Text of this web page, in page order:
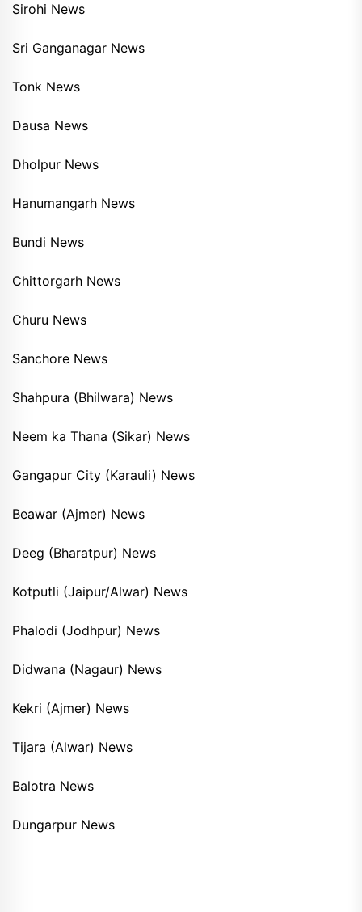
Sirohi News
Sri Ganganagar News
Tonk News
Dausa News
Dholpur News
Hanumangarh News
Bundi News
Chittorgarh News
Churu News
Sanchore News
Shahpura (Bhilwara) News
Neem ka Thana (Sikar) News
Gangapur City (Karauli) News
Beawar (Ajmer) News
Deeg (Bharatpur) News
Kotputli (Jaipur/Alwar) News
Phalodi (Jodhpur) News
Didwana (Nagaur) News
Kekri (Ajmer) News
Tijara (Alwar) News
Balotra News
Dungarpur News